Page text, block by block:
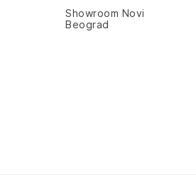
Showroom Novi
Beograd